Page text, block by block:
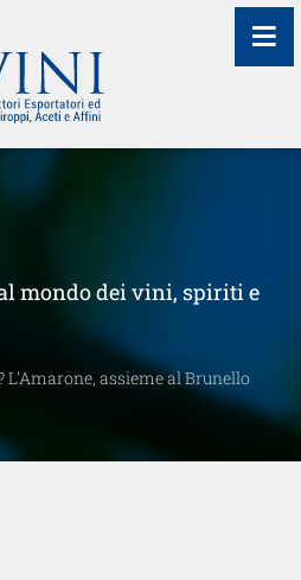
mondo dei vini, spiriti e
assieme al Brunello
≡